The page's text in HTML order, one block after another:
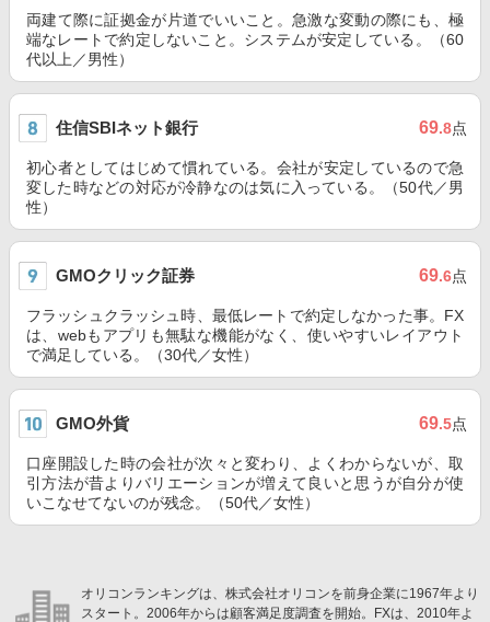
両建て際に証拠金が片道でいいこと。急激な変動の際にも、極
端なレートで約定しないこと。システムが安定している。（60
代以上／男性）
住信SBIネット銀行 69.8点
初心者としてはじめて慣れている。会社が安定しているので急
変した時などの対応が冷静なのは気に入っている。（50代／男
性）
GMOクリック証券 69.6点
フラッシュクラッシュ時、最低レートで約定しなかった事。FX
は、webもアプリも無駄な機能がなく、使いやすいレイアウト
で満足している。（30代／女性）
GMO外貨 69.5点
口座開設した時の会社が次々と変わり、よくわからないが、取
引方法が昔よりバリエーションが増えて良いと思うが自分が使
いこなせてないのが残念。（50代／女性）
オリコンランキングは、株式会社オリコンを前身企業に1967年より
スタート。2006年からは顧客満足度調査を開始。FXは、2010年よ